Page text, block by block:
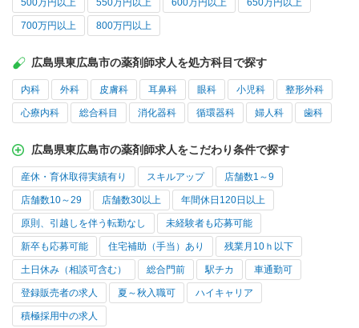
500万円以上 550万円以上 600万円以上 650万円以上
700万円以上 800万円以上
広島県東広島市の薬剤師求人を処方科目で探す
内科 外科 皮膚科 耳鼻科 眼科 小児科 整形外科
心療内科 総合科目 消化器科 循環器科 婦人科 歯科
広島県東広島市の薬剤師求人をこだわり条件で探す
産休・育休取得実績有り スキルアップ 店舗数1～9
店舗数10～29 店舗数30以上 年間休日120日以上
原則、引越しを伴う転勤なし 未経験者も応募可能
新卒も応募可能 住宅補助（手当）あり 残業月10ｈ以下
土日休み（相談可含む） 総合門前 駅チカ 車通勤可
登録販売者の求人 夏～秋入職可 ハイキャリア
積極採用中の求人